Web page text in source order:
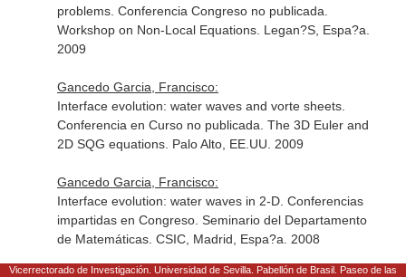
problems. Conferencia Congreso no publicada.
Workshop on Non-Local Equations. Legan?S, Espa?a.
2009
Gancedo Garcia, Francisco:
Interface evolution: water waves and vorte sheets.
Conferencia en Curso no publicada. The 3D Euler and
2D SQG equations. Palo Alto, EE.UU. 2009
Gancedo Garcia, Francisco:
Interface evolution: water waves in 2-D. Conferencias
impartidas en Congreso. Seminario del Departamento
de Matemáticas. CSIC, Madrid, Espa?a. 2008
Vicerrectorado de Investigación. Universidad de Sevilla. Pabellón de Brasil. Paseo de las